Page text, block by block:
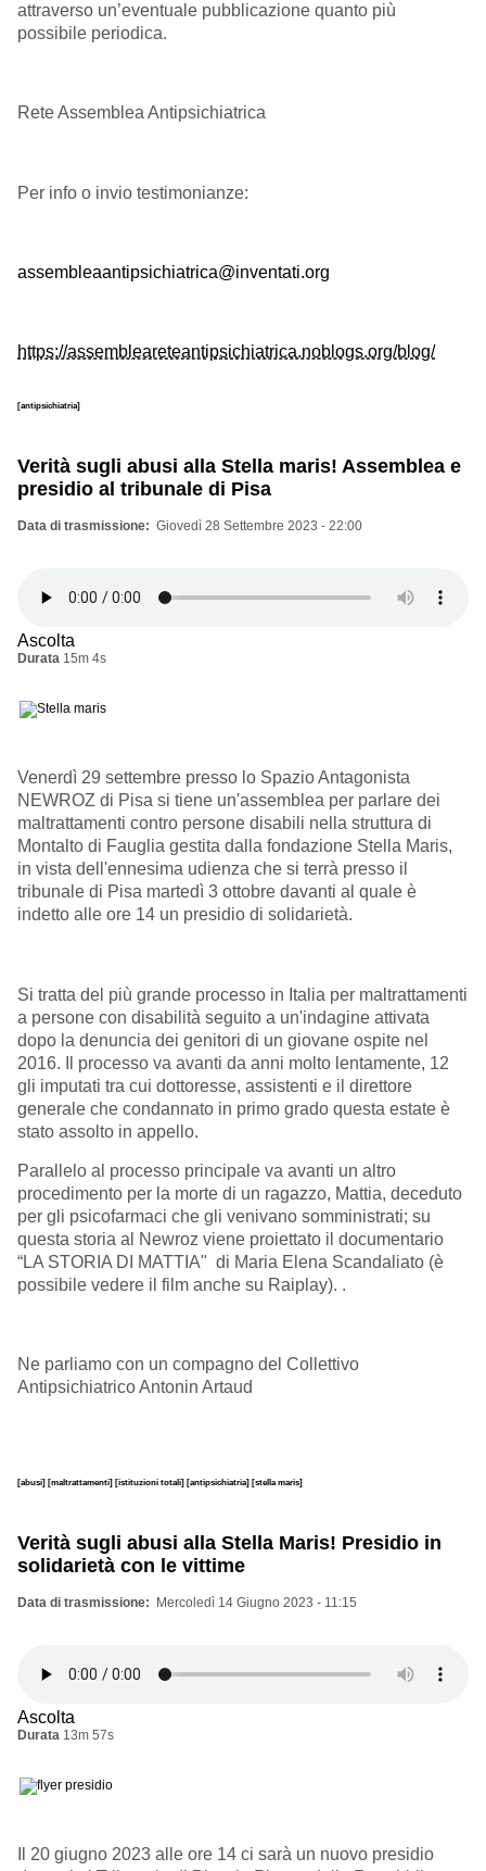
attraverso un’eventuale pubblicazione quanto più
possibile periodica.
Rete Assemblea Antipsichiatrica
Per info o invio testimonianze:
assembleaantipsichiatrica@inventati.org
https://assembleareteantipsichiatrica.noblogs.org/blog/
[antipsichiatria]
Verità sugli abusi alla Stella maris! Assemblea e
presidio al tribunale di Pisa
Data di trasmissione Giovedì 28 Settembre 2023 - 22:00
Ascolta
Durata 15m 4s
Venerdì 29 settembre presso lo Spazio Antagonista
NEWROZ di Pisa si tiene un'assemblea per parlare dei
maltrattamenti contro persone disabili nella struttura di
Montalto di Fauglia gestita dalla fondazione Stella Maris,
in vista dell'ennesima udienza che si terrà presso il
tribunale di Pisa martedì 3 ottobre davanti al quale è
indetto alle ore 14 un presidio di solidarietà.
Si tratta del più grande processo in Italia per maltrattamenti
a persone con disabilità seguito a un'indagine attivata
dopo la denuncia dei genitori di un giovane ospite nel
2016. Il processo va avanti da anni molto lentamente, 12
gli imputati tra cui dottoresse, assistenti e il direttore
generale che condannato in primo grado questa estate è
stato assolto in appello.
Parallelo al processo principale va avanti un altro
procedimento per la morte di un ragazzo, Mattia, deceduto
per gli psicofarmaci che gli venivano somministrati; su
questa storia al Newroz viene proiettato il documentario
“LA STORIA DI MATTIA" di Maria Elena Scandaliato (è
possibile vedere il film anche su Raiplay). .
Ne parliamo con un compagno del Collettivo
Antipsichiatrico Antonin Artaud
[abusi] [maltrattamenti] [istituzioni totali] [antipsichiatria] [stella maris]
Verità sugli abusi alla Stella Maris! Presidio in
solidarietà con le vittime
Data di trasmissione Mercoledì 14 Giugno 2023 - 11:15
Ascolta
Durata 13m 57s
Il 20 giugno 2023 alle ore 14 ci sarà un nuovo presidio